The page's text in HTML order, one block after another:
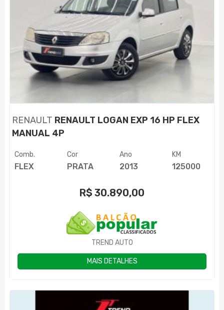
RENAULT RENAULT LOGAN EXP 16 HP FLEX
MANUAL 4P
Comb.
FLEX
Cor
PRATA
Ano
2013
KM
125000
R$ 30.890,00
TREND AUTO
MAIS DETALHES